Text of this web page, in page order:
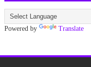
Powered by Translate